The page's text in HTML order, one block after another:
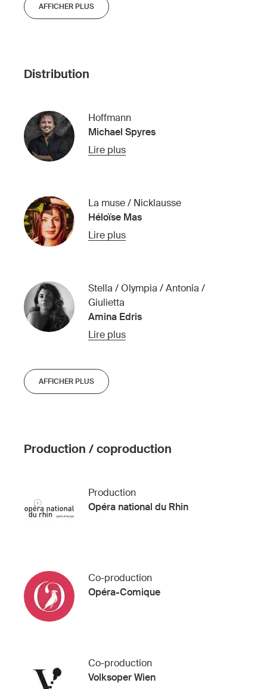
AFFICHER PLUS
Distribution
Hoffmann
Michael Spyres
Lire plus
La muse / Nicklausse
Héloïse Mas
Lire plus
Stella / Olympia / Antonia /
Giulietta
Amina Edris
Lire plus
AFFICHER PLUS
Production / coproduction
Production
Opéra national du Rhin
Co-production
Opéra-Comique
Co-production
Volksoper Wien